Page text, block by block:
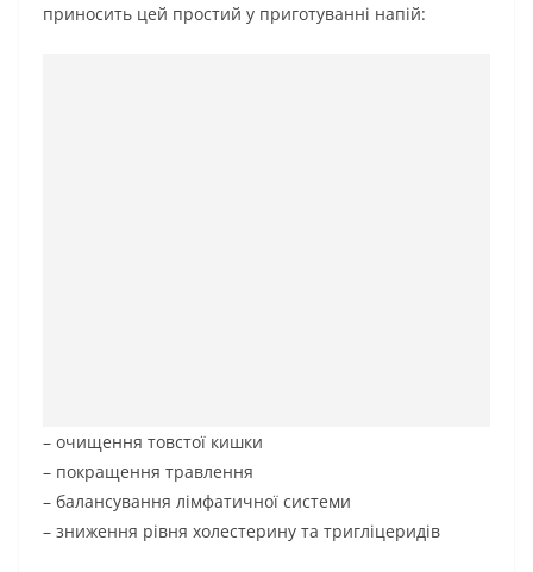
приносить цей простий у приготуванні напій:
– очищення товстої кишки
– покращення травлення
– балансування лімфатичної системи
– зниження рівня холестерину та тригліцеридів